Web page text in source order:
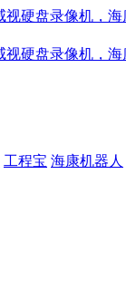
工程宝 海康机器人